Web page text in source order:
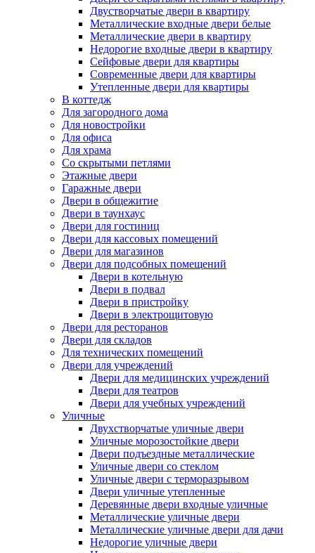
Двустворчатые двери в квартиру
Металлические входные двери белые
Металлические двери в квартиру
Недорогие входные двери в квартиру
Сейфовые двери для квартиры
Современные двери для квартиры
Утепленные двери для квартиры
В коттедж
Для загородного дома
Для новостройки
Для офиса
Для храма
Со скрытыми петлями
Этажные двери
Гаражные двери
Двери в общежитие
Двери в таунхаус
Двери для гостиниц
Двери для кассовых помещений
Двери для магазинов
Двери для подсобных помещений
Двери в котельную
Двери в подвал
Двери в пристройку
Двери в электрощитовую
Двери для ресторанов
Двери для складов
Для технических помещений
Двери для учреждений
Двери для медицинских учреждений
Двери для театров
Двери для учебных учреждений
Уличные
Двухстворчатые уличные двери
Уличные морозостойкие двери
Двери подъездные металлические
Уличные двери со стеклом
Уличные двери с терморазрывом
Двери уличные утепленные
Деревянные двери входные уличные
Металлические уличные двери
Металлические уличные двери для дачи
Недорогие уличные двери